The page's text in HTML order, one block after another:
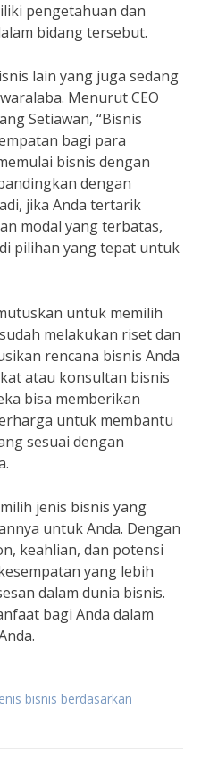
pengetahuan dan
bidang tersebut.
lain yang juga sedang
Menurut CEO
Setiawan, “Bisnis
bagi para
bisnis dengan
dengan
jika Anda tertarik
modal yang terbatas,
pilihan yang tepat untuk
untuk memilih
melakukan riset dan
rencana bisnis Anda
atau konsultan bisnis
bisa memberikan
untuk membantu
sesuai dengan
jenis bisnis yang
untuk Anda. Dengan
keahlian, dan potensi
yang lebih
dalam dunia bisnis.
bagi Anda dalam
bisnis berdasarkan